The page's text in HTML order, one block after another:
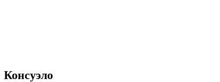
Консуэло